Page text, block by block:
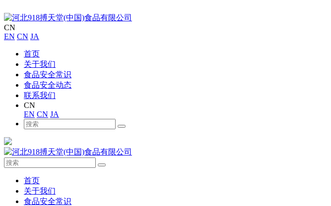
CN
EN CN JA
首页
关于我们
食品安全常识
食品安全动态
联系我们
CN
EN CN JA
首页
关于我们
食品安全常识